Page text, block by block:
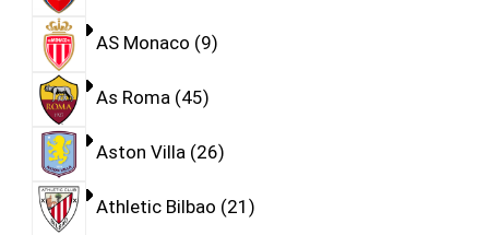
AS Monaco 9
As Roma 45
Aston Villa 26
Athletic Bilbao 21